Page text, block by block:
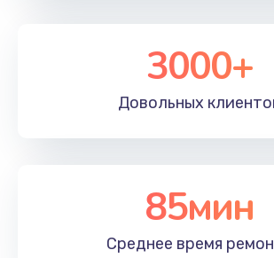
3000+
Довольных
85мин
Среднее время